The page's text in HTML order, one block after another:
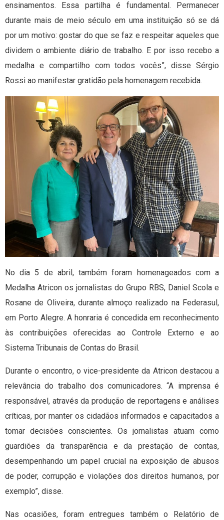
ensinamentos. Essa partilha é fundamental. Permanecer
durante mais de meio século em uma instituição só se dá
por um motivo: gostar do que se faz e respeitar aqueles que
dividem o ambiente diário de trabalho. E por isso recebo a
medalha e compartilho com todos vocês”, disse Sérgio
Rossi ao manifestar gratidão pela homenagem recebida.
No dia 5 de abril, também foram homenageados com a
Medalha Atricon os jornalistas do Grupo RBS, Daniel Scola e
Rosane de Oliveira, durante almoço realizado na Federasul,
em Porto Alegre. A honraria é concedida em reconhecimento
às contribuições oferecidas ao Controle Externo e ao
Sistema Tribunais de Contas do Brasil.
Durante o encontro, o vice-presidente da Atricon destacou a
relevância do trabalho dos comunicadores. “A imprensa é
responsável, através da produção de reportagens e análises
críticas, por manter os cidadãos informados e capacitados a
tomar decisões conscientes. Os jornalistas atuam como
guardiões da transparência e da prestação de contas,
desempenhando um papel crucial na exposição de abusos
de poder, corrupção e violações dos direitos humanos, por
exemplo”, disse.
Nas ocasiões, foram entregues também o Relatório de